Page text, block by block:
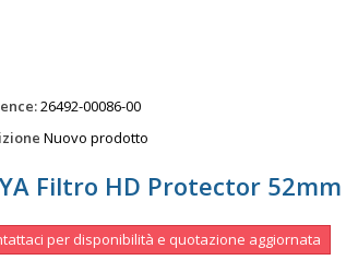
26492-00086-00
Nuovo prodotto
Filtro HD Protector 52mm
per disponibilità e quotazione aggiornata